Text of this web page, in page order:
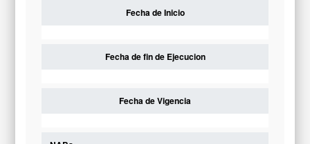
Fecha de Inicio
Fecha de fin de Ejecucion
Fecha de Vigencia